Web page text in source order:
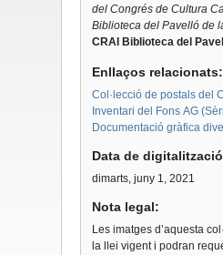
del Congrés de Cultura
Biblioteca del Pavelló de
CRAI Biblioteca del
Enllaços
Col·lecció de postals del
Inventari del Fons AG
Documentació gràfica
Data de
dimarts, juny 1, 2021
Nota legal:
Les imatges d’aquesta
la llei vigent i podran